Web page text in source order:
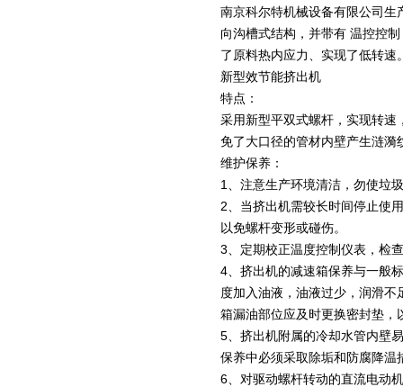
南京科尔特机械设备有限公司
向沟槽式结构，并带有 温控控
了原料热内应力、实现了低转速
新型效节能挤出机
特点：
采用新型平双式螺杆，实现转
免了大口径的管材内壁产生涟漪
维护保养：
1
、注意生产环境清洁，勿使垃
2 、当挤出机需较长时间停止
以免螺杆变形或碰伤。
3 、定期校正温度控制仪表，检
4 、挤出机的减速箱保养与一
度加入油液，油液过少，润滑
箱漏油部位应及时更换密封垫，
5 、挤出机附属的冷却水管内
保养中必须采取除垢和防腐降温
6 、对驱动螺杆转动的直流电